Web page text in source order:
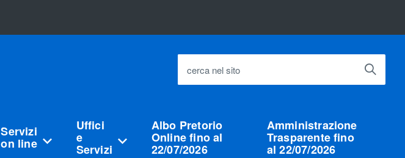
cerca nel sito
Servizi
on line
Uffici
e
Servizi
Albo Pretorio
Online fino al
22/07/2026
Amministrazione
Trasparente fino
al 22/07/2026